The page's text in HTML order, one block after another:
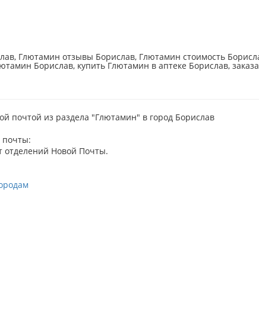
Глютамин отзывы Борислав, Глютамин стоимость
Борислав, купить Глютамин в аптеке Борислав,
почтой из раздела "Глютамин" в город Борислав
почты:
отделений Новой Почты.